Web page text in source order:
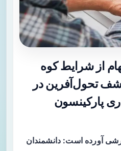
از شرایط کوه
تحول‌آفرین در
پارکینسون
آورده است: دانشمندان